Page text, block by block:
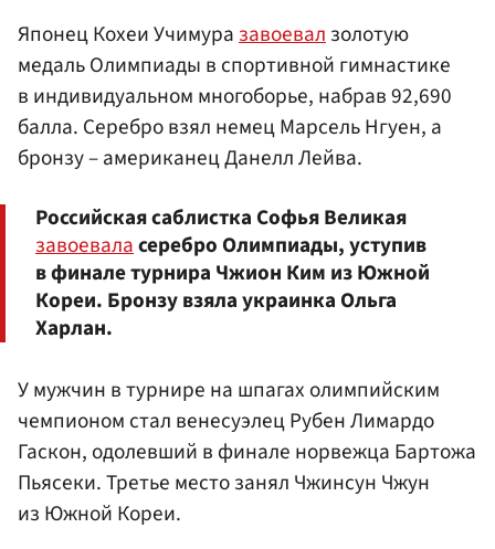
Японец Кохеи Учимура завоевал золотую
медаль Олимпиады в спортивной гимнастике
в индивидуальном многоборье, набрав 92,690
балла. Серебро взял немец Марсель Нгуен, а
бронзу – американец Данелл Лейва.
Российская саблистка Софья Великая
завоеваласеребро Олимпиады, уступив
в финале турнира Чжион Ким из Южной
Кореи. Бронзу взяла украинка Ольга
Харлан.
У мужчин в турнире на шпагах олимпийским
чемпионом стал венесуэлец Рубен Лимардо
Гаскон, одолевший в финале норвежца Бартожа
Пьясеки. Третье место занял Чжинсун Чжун
из Южной Кореи.